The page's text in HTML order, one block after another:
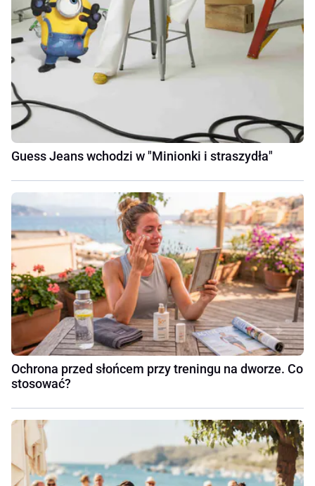
Guess Jeans wchodzi w "Minionki i straszydła"
Ochrona przed słońcem przy treningu na dworze. Co
stosować?